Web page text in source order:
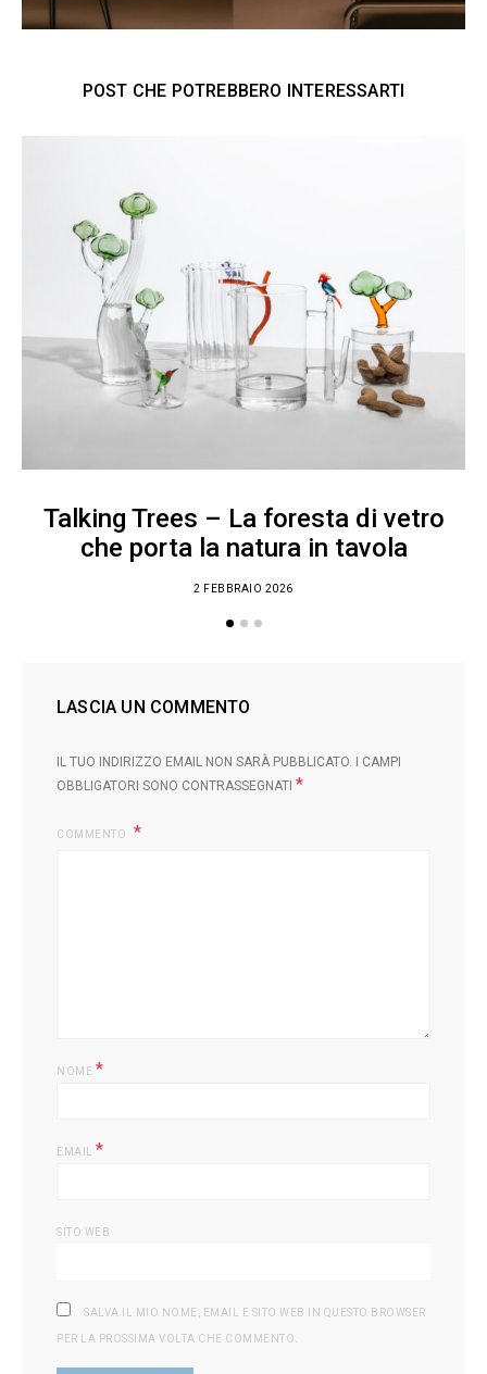
POST CHE POTREBBERO INTERESSARTI
Talking Trees – La foresta di vetro
che porta la natura in tavola
2 FEBBRAIO 2026
LASCIA UN COMMENTO
IL TUO INDIRIZZO EMAIL NON SARÀ PUBBLICATO.
I CAMPI
OBBLIGATORI SONO CONTRASSEGNATI *
COMMENTO
NOME *
EMAIL *
SITO WEB
SALVA IL MIO NOME, EMAIL E SITO WEB IN QUESTO BROWSER
PER LA PROSSIMA VOLTA CHE COMMENTO.